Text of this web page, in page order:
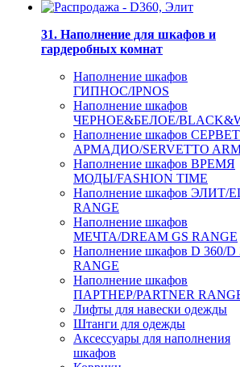
31. Наполнение для шкафов и
гардеробных комнат
Наполнение шкафов
ГИПНОС/IPNOS
Наполнение шкафов
ЧЕРНОЕ&БЕЛОЕ/
Наполнение шкафов
АРМАДИО/SERVETTO
Наполнение шкафов ВРЕМЯ
МОДЫ/FASHION TIME
Наполнение шкафов ЭЛИТ/
RANGE
Наполнение шкафов
МЕЧТА/DREAM GS RANGE
Наполнение шкафов D 360/D
RANGE
Наполнение шкафов
ПАРТНЕР/PARTNER
Лифты для навески одежды
Штанги для одежды
Аксессуары для наполнения
шкафов